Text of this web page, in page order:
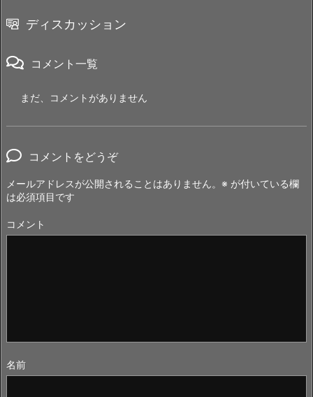
ディスカッション
コメント一覧
まだ、コメントがありません
コメントをどうぞ
メールアドレスが公開されることはありません。 ※ が付いている欄
は必須項目です
コメント
名前